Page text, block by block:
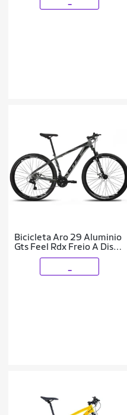
Bicicleta Aro 29 Aluminio
Gts Feel Rdx Freio A Disco
24 Marchas